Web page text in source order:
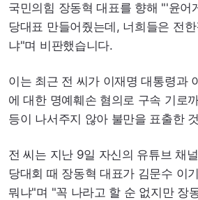
국민의힘 장동혁 대표를 향해 "'윤어
당대표 만들어줬는데, 너희들은 전
냐"며 비판했습니다.
이는 최근 전 씨가 이재명 대통령과
에 대한 명예훼손 혐의로 구속 기로
등이 나서주지 않아 불만을 표출한
전 씨는 지난 9일 자신의 유튜브 채
당대회 때 장동혁 대표가 김문수 이
뭐냐"며 "꼭 나라고 할 순 없지만 장